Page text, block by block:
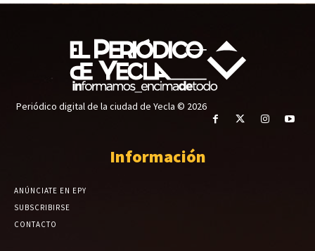
Periódico digital de la ciudad de Yecla © 2026
Información
ANÚNCIATE EN EPY
SUBSCRIBIRSE
CONTACTO